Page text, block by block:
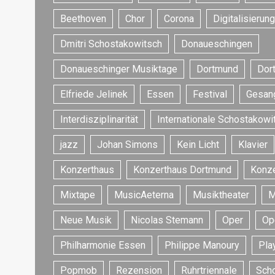
Beethoven Chor Corona Digitalisierung
Dmitri Schostakowitsch Donaueschingen
Donaueschinger Musiktage Dortmund
Elfriede Jelinek Essen Festival
Interdisziplinarität Internationale
jazz Johan Simons Kein Licht Klavier
Konzerthaus Konzerthaus Dortmund
Mixtape MusicAeterna Musiktheater
Neue Musik Nicolas Stemann Oper
Philharmonie Essen Philippe Manoury
Popmob Rezension Ruhrtriennale